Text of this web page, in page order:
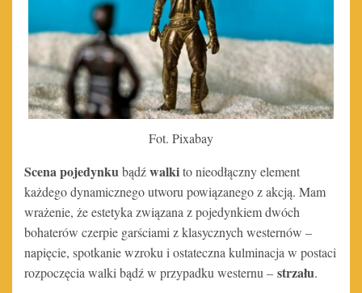
Fot. Pixabay
Scena pojedynkubądźwalkito nieodłączny element
każdego dynamicznego utworu powiązanego z akcją. Mam
wrażenie, że estetyka związana z pojedynkiem dwóch
bohaterów czerpie garściami z klasycznych westernów –
napięcie, spotkanie wzroku i ostateczna kulminacja w postaci
rozpoczęcia walki bądź w przypadku westernu – strzału.